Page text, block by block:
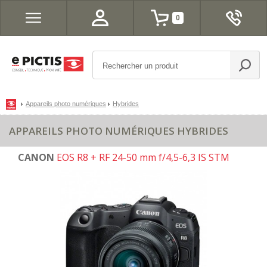
0
Appareils photo numériques Hybrides
APPAREILS PHOTO NUMÉRIQUES HYBRIDES
CANON EOS R8 + RF 24-50 mm f/4,5-6,3 IS STM